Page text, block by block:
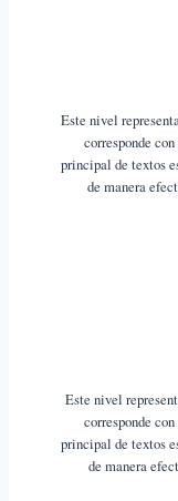
Este nivel
corresponde
principal de textos
de manera
Este nivel
corresponde
principal de textos
de manera